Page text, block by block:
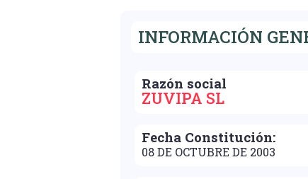
INFORMACIÓN
Razón social
ZUVIPA SL
Fecha Constitución:
08 DE OCTUBRE DE 2003